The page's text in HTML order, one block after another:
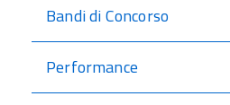
Bandi di Concorso
Performance